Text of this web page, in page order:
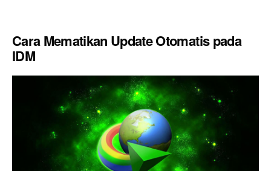
Cara Mematikan Update Otomatis pada
IDM